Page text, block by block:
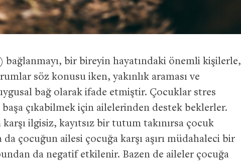
bağlanmayı, bir bireyin hayatındaki önemli kişilerle,
söz konusu iken, yakınlık araması ve
bağ olarak ifade etmiştir. Çocuklar stres
çıkabilmek için ailelerinden destek beklerler.
ilgisiz, kayıtsız bir tutum takınırsa çocuk
çocuğun ailesi çocuğa karşı aşırı müdahaleci bir
da negatif etkilenir. Bazen de aileler çocuğa